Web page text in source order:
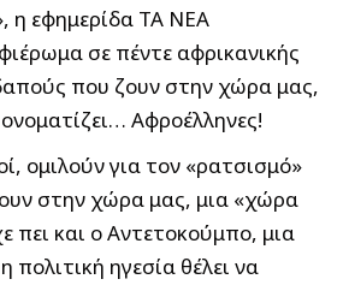
η εφημερίδα ΤΑ ΝΕΑ
σε πέντε αφρικανικής
που ζουν στην χώρα μας,
Αφροέλληνες!
ομιλούν για τον «ρατσισμό»
στην χώρα μας, μια «χώρα
πει και ο Αντετοκούμπο, μια
ηγεσία θέλει να